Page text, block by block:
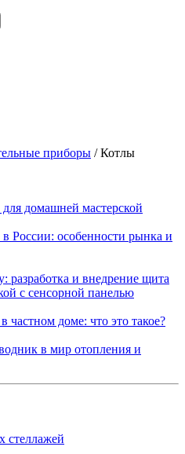
приборы /Котлы
домашней мастерской
России: особенности рынка и
разработка и внедрение щита
с сенсорной панелью
частном доме: что это такое?
в мир отопления и
стеллажей